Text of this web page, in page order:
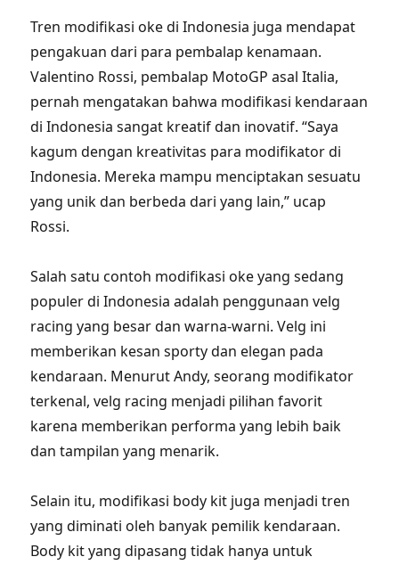
Tren modifikasi oke di Indonesia juga mendapat
pengakuan dari para pembalap kenamaan.
Valentino Rossi, pembalap MotoGP asal Italia,
pernah mengatakan bahwa modifikasi kendaraan
di Indonesia sangat kreatif dan inovatif. “Saya
kagum dengan kreativitas para modifikator di
Indonesia. Mereka mampu menciptakan sesuatu
yang unik dan berbeda dari yang lain,” ucap
Rossi.
Salah satu contoh modifikasi oke yang sedang
populer di Indonesia adalah penggunaan velg
racing yang besar dan warna-warni. Velg ini
memberikan kesan sporty dan elegan pada
kendaraan. Menurut Andy, seorang modifikator
terkenal, velg racing menjadi pilihan favorit
karena memberikan performa yang lebih baik
dan tampilan yang menarik.
Selain itu, modifikasi body kit juga menjadi tren
yang diminati oleh banyak pemilik kendaraan.
Body kit yang dipasang tidak hanya untuk